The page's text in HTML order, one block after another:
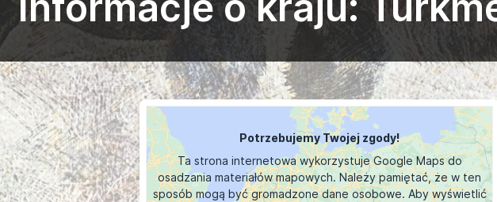
Potrzebujemy Twojej zgody!
Ta strona internetowa wykorzystuje Google Maps do
osadzania materiałów mapowych. Należy pamiętać, że w ten
sposób mogą być gromadzone dane osobowe. Aby wyświetlić